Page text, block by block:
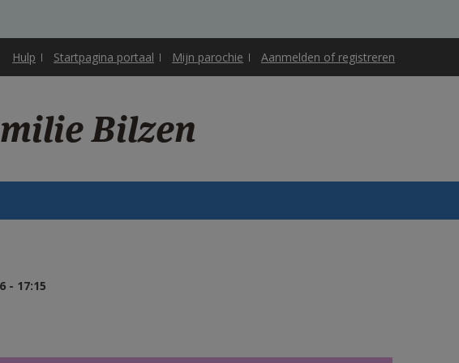
Hulp Startpagina portaal Mijn parochie Aanmelden of registreren
Bilzen
- 17:15